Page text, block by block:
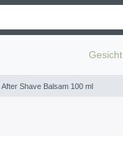
Gesicht
After Shave Balsam 100 ml